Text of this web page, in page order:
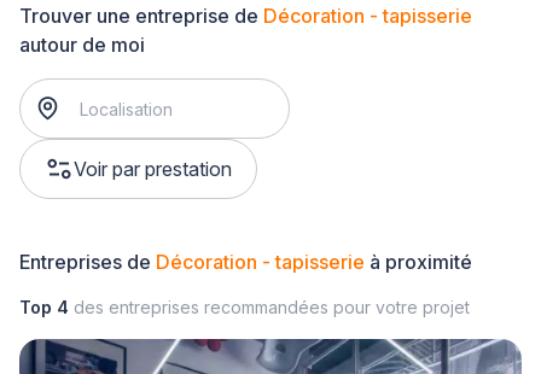
Trouver une entreprise de Décoration - tapisserie
autour de moi
Voir par prestation
Entreprises de Décoration - tapisserie à proximité
Top 4 des entreprises recommandées pour votre projet